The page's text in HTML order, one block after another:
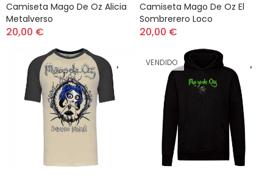
Camiseta Mago De Oz Alicia
Metalverso
20,00 €
Camiseta Mago De Oz El
Sombrerero Loco
20,00 €
VENDIDO